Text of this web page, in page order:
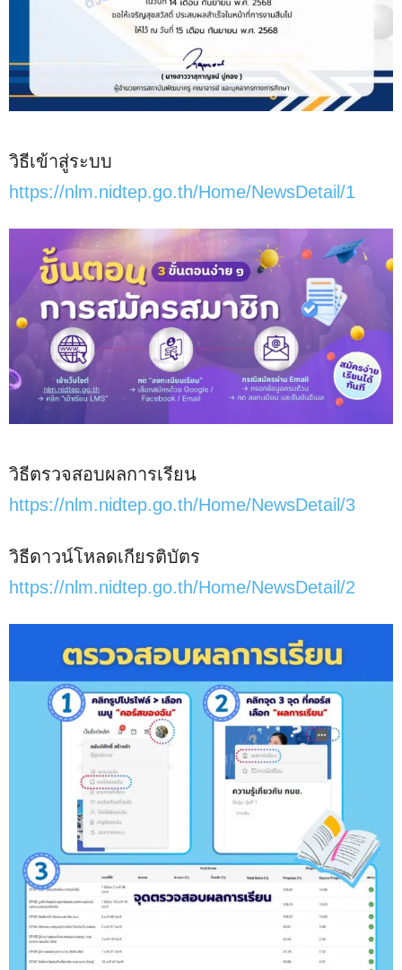
วิธีเข้าสู่ระบบ
https://nlm.nidtep.go.th/Home/NewsDetail/1
วิธีตรวจสอบผลการเรียน
https://nlm.nidtep.go.th/Home/NewsDetail/3
วิธีดาวน์โหลดเกียรติบัตร
https://nlm.nidtep.go.th/Home/NewsDetail/2